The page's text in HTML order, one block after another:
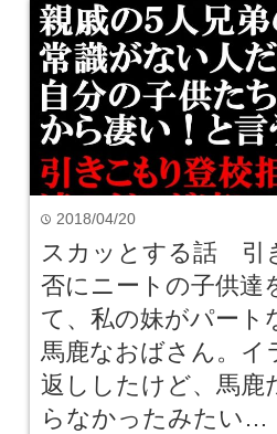
time 2018/04/20
スカッとする話 引
否にニートの子供達
て、私の妹がパート
馬鹿なおばさん。イ
返ししたけど、馬鹿
らなかったみたい…